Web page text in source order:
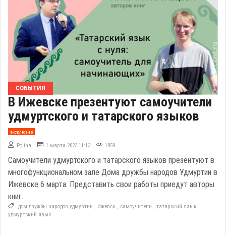
СОБЫТИЯ
В Ижевске презентуют самоучители
удмуртского и татарского языков
эксклюзив
Polina 1 марта 2023 11:13 1959
Самоучители удмуртского и татарского языков презентуют в
многофункциональном зале Дома дружбы народов Удмуртии в
Ижевске 6 марта. Представить свои работы приедут авторы
книг.
дом дружбы народов удмуртии , Ижевск , самоучители , татарский язык ,
удмуртский язык